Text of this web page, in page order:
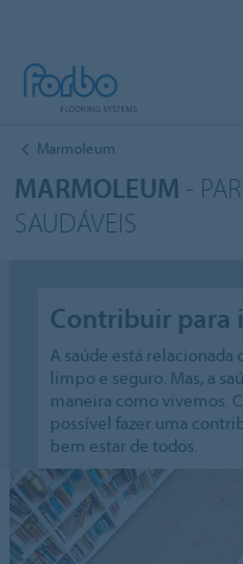
Marmoleum
MARMOLEUM -
SAUDÁVEIS
Contribuir para
A saúde está
limpo e seguro. Mas, a
maneira como vivemos.
possível fazer uma
bem estar de todos.